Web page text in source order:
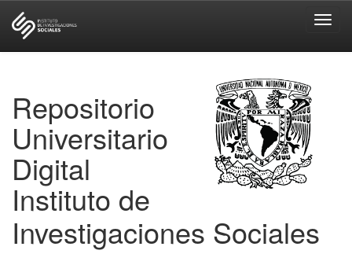
Repositorio
Universitario
Digital
Instituto de
Investigaciones Sociales